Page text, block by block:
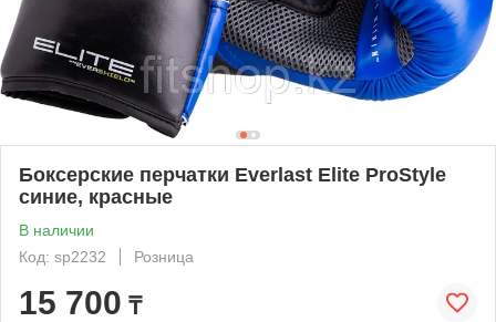
Боксерские перчатки Everlast Elite ProStyle
синие, красные
В наличии
Код: sр2232
Розница
15 700 ₸